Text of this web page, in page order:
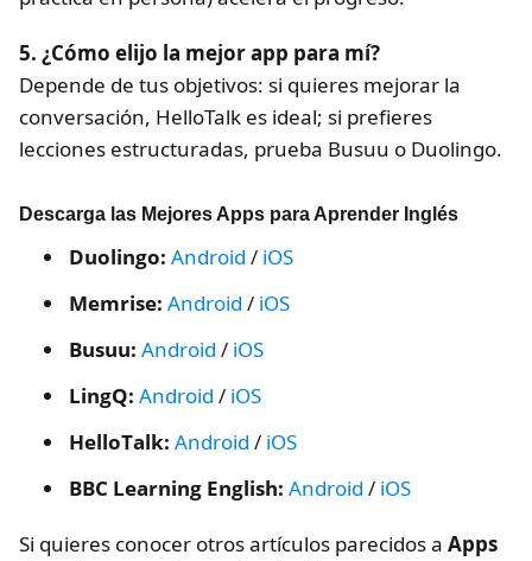
5. ¿Cómo elijo la mejor app para mí?
Depende de tus objetivos: si quieres mejorar la
conversación, HelloTalk es ideal; si prefieres
lecciones estructuradas, prueba Busuu o Duolingo.
Descarga las Mejores Apps para Aprender Inglés
Duolingo: Android / iOS
Memrise: Android / iOS
Busuu: Android / iOS
LingQ: Android / iOS
HelloTalk: Android / iOS
BBC Learning English: Android / iOS
Si quieres conocer otros artículos parecidos a Apps